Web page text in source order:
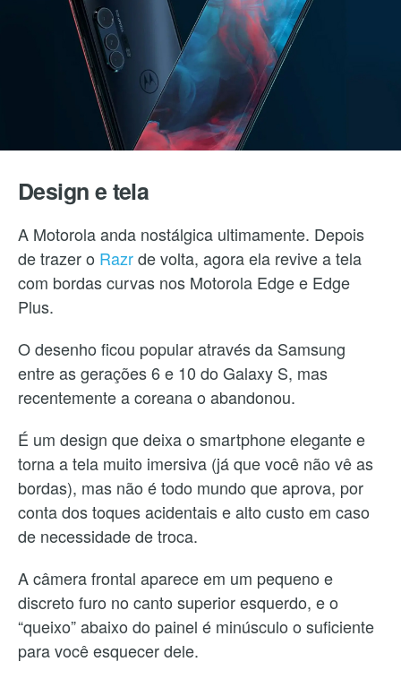
Design e tela
A Motorola anda nostálgica ultimamente. Depois
de trazer o Razrde volta, agora ela revive a tela
com bordas curvas nos Motorola Edge e Edge
Plus.
O desenho ficou popular através da Samsung
entre as gerações 6 e 10 do Galaxy S, mas
recentemente a coreana o abandonou.
É um design que deixa o smartphone elegante e
torna a tela muito imersiva (já que você não vê as
bordas), mas não é todo mundo que aprova, por
conta dos toques acidentais e alto custo em caso
de necessidade de troca.
A câmera frontal aparece em um pequeno e
discreto furo no canto superior esquerdo, e o
“queixo” abaixo do painel é minúsculo o suficiente
para você esquecer dele.